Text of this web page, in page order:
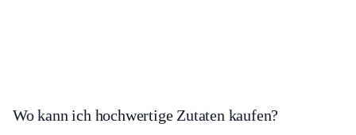
Wo kann ich hochwertige Zutaten kaufen?